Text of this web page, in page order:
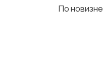
По новизне